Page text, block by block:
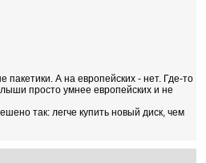
А на европейских - нет. Где-то
просто умнее европейских и не
так: легче купить новый диск, чем